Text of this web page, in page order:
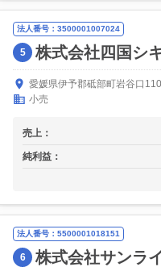
法人番号：3500001007024
5 株式会社四国シ
愛媛県伊予郡砥部町岩谷口
小売
売上：
純利益：
法人番号：5500001018151
6 株式会社サンラ